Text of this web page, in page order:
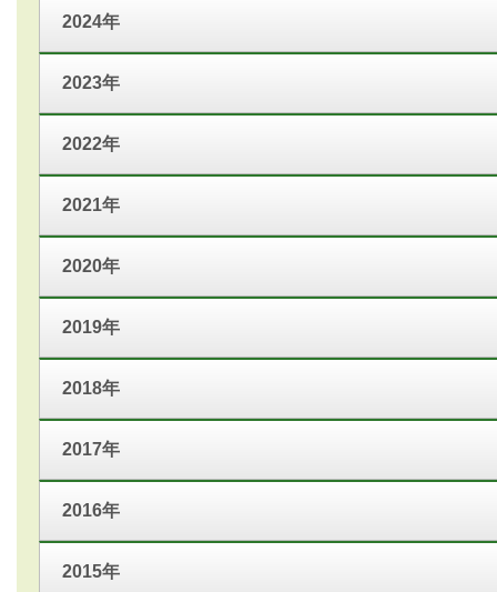
2024年
2023年
2022年
2021年
2020年
2019年
2018年
2017年
2016年
2015年